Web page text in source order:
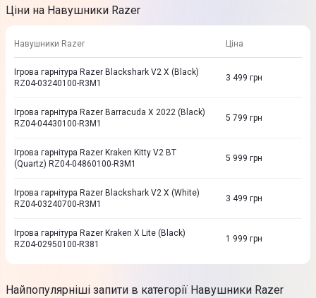
Ціни на Навушники Razer
Навушники Razer Ціна
Ігрова гарнітура Razer Blackshark V2 X (Black)
RZ04-03240100-R3M1
3 499 грн
Ігрова гарнітура Razer Barracuda X 2022 (Black)
RZ04-04430100-R3M1
5 799 грн
Ігрова гарнітура Razer Kraken Kitty V2 BT
(Quartz) RZ04-04860100-R3M1
5 999 грн
Ігрова гарнітура Razer Blackshark V2 X (White)
RZ04-03240700-R3M1
3 499 грн
Ігрова гарнітура Razer Kraken X Lite (Black)
RZ04-02950100-R381
1 999 грн
Найпопулярніші запити в категорії Навушники Razer